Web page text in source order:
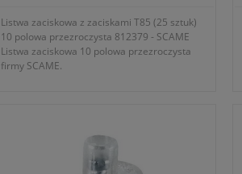
Listwa zaciskowa z zaciskami T85 (25 sztuk)
10 polowa przezroczysta 812379 - SCAME
Listwa zaciskowa 10 polowa przezroczysta
firmy SCAME.
- napięcie znamionowe 450V